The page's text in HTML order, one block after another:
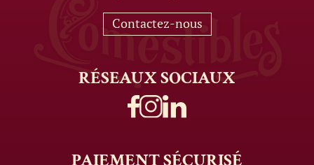
Contactez-nous
RÉSEAUXSOCIAUX
PAIEMENTSÉCURISÉ